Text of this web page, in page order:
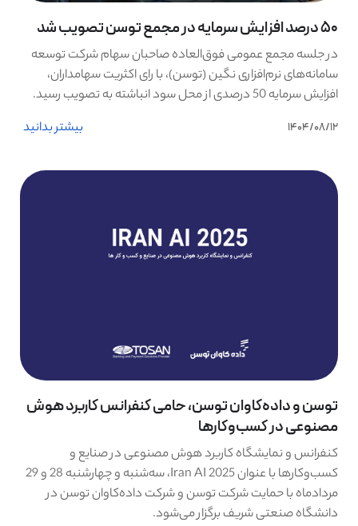
50 درصد افزایش سرمایه در مجمع توسن تصویب شد
در جلسه مجمع عمومی فوق‌العاده صاحبان سهام شرکت توسعه
سامانه‌های نرم‌افزاری نگین (توسن)، با رای اکثریت سهامداران،
افزایش سرمایه 50 درصدی از محل سود انباشته به تصویب رسید.
1404/08/12 بیشتر بدانید
توسن و داده‌کاوان توسن، حامی کنفرانس کاربرد هوش
مصنوعی در کسب‌وکارها
کنفرانس و نمایشگاه کاربرد هوش مصنوعی در صنایع و
کسب‌وکارها با عنوان Iran AI 2025، سه‌شنبه و چهارشنبه 28 و 29
مردادماه با حمایت شرکت توسن و شرکت داده‌کاوان توسن در
دانشگاه صنعتی شریف برگزار می‌شود.